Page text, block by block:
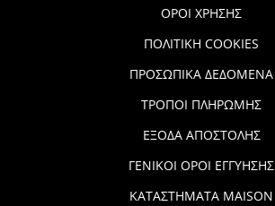
ΟΡΟΙ ΧΡΗΣΗΣ
ΠΟΛΙΤΙΚΗ COOKIES
ΠΡΟΣΩΠΙΚΑ ΔΕΔΟΜΕΝΑ
ΤΡΟΠΟΙ ΠΛΗΡΩΜΗΣ
ΕΞΟΔΑ ΑΠΟΣΤΟΛΗΣ
ΓΕΝΙΚΟΙ ΟΡΟΙ ΕΓΓΥΗΣΗΣ
ΚΑΤΑΣΤΗΜΑΤΑ MAISON